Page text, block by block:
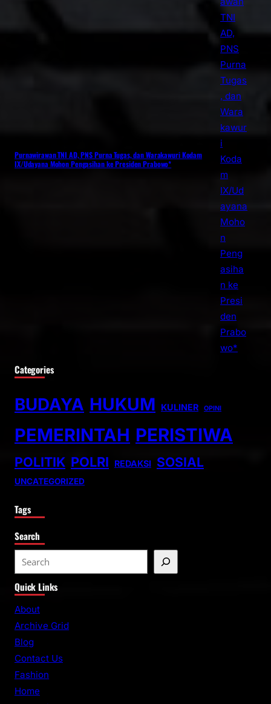
Purnawirawan TNI AD, PNS Purna Tugas, dan Warakawuri Kodam
IX/Udayana Mohon Pengasihan ke Presiden Prabowo*
Categories
BUDAYA HUKUM KULINER OPINI
PEMERINTAH PERISTIWA
POLITIK POLRI REDAKSI SOSIAL
UNCATEGORIZED
Tags
Search
e
a
r
Quick Links
About
Archive Grid
Blog
Contact Us
Fashion
Home